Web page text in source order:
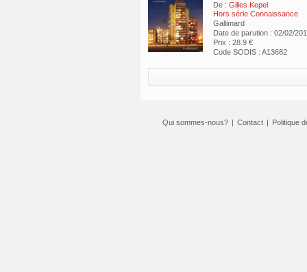
De : Gilles Kepel
Hors série Connaissance
Gallimard
Date de parution : 02/02/
Prix : 28.9 €
Code SODIS : A13682
Qui sommes-nous? | Contact | Politique